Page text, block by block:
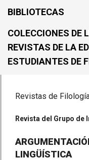
BIBLIOTECAS
COLECCIONES DE
REVISTAS DE LA
ESTUDIANTES DE
Revistas de
Revista del Grupo de
LINGÜÍSTICA